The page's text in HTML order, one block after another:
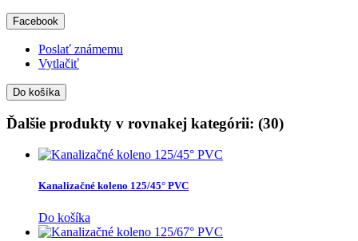
Facebook
Poslať známemu
Vytlačiť
Do košíka
Ďalšie produkty v rovnakej kategórii: (30)
Kanalizačné koleno 125/45° PVC
Do košíka